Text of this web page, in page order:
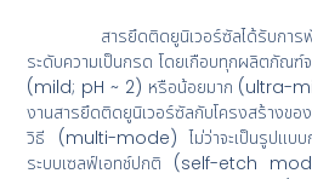
สารยึดติดยูนิเวอร์ซัลได้รับการพัฒ
ระดับความเป็นกรด โดยเกือบทุกผลิตภัณฑ์
(mild; pH ~ 2) หรือน้อยมาก (ultra-
งานสารยึดติดยูนิเวอร์ซัลกับโครงสร้างขอ
วิธี (multi-mode) ไม่ว่าจะเป็นรูปแบบก
ระบบเซลฟ์เอทช์ปกติ (self-etch